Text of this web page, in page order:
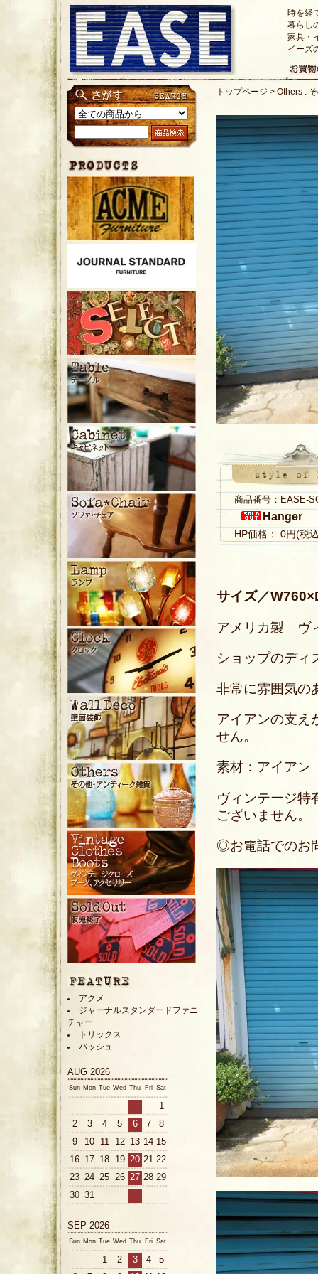
時を経
暮らし
家具・
イーズ
トップページ > Others :
商品番号：EASE-
Hanger
HP価格： 0円(税
サイズ／
アメリカ製 ヴ
ショップのディ
非常に雰囲気の
アイアンの支え
せん。
素材：アイアン
ヴィンテージ特
ございません。
◎お電話でのお
アクメ
ジャーナルスタンダードファニ
チャー
トリックス
バッシュ
AUG 2026
Sun Mon Tue Wed Thu Fri Sat
1
2
3 4 5 6 7
8
9
10 11 12 13 14 15
16 17 18 19 20 21 22
23 24 25 26 27 28 29
30 31
SEP 2026
Sun Mon Tue Wed Thu Fri Sat
1 2 3 4
5